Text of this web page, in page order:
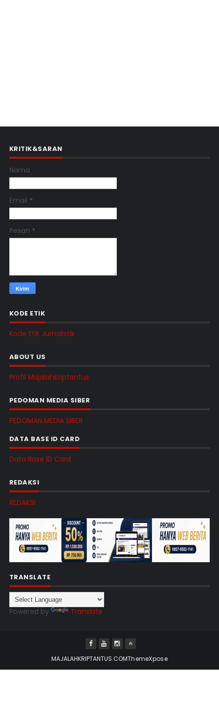
KRITIK&SARAN
Nama
Email *
Pesan *
KODE ETIK
Kode Etik Jurnalistik
ABOUT US
Profil MajalahKriptantus
PEDOMAN MEDIA SIBER
PEDOMAN MEDIA SIBER
DATA BASE ID CARD
Data Base ID Card
REDAKSI
REDAKSI
TRANSLATE
Powered by Translate
MAJALAHKRIPTANTUS.COMThemeXpose